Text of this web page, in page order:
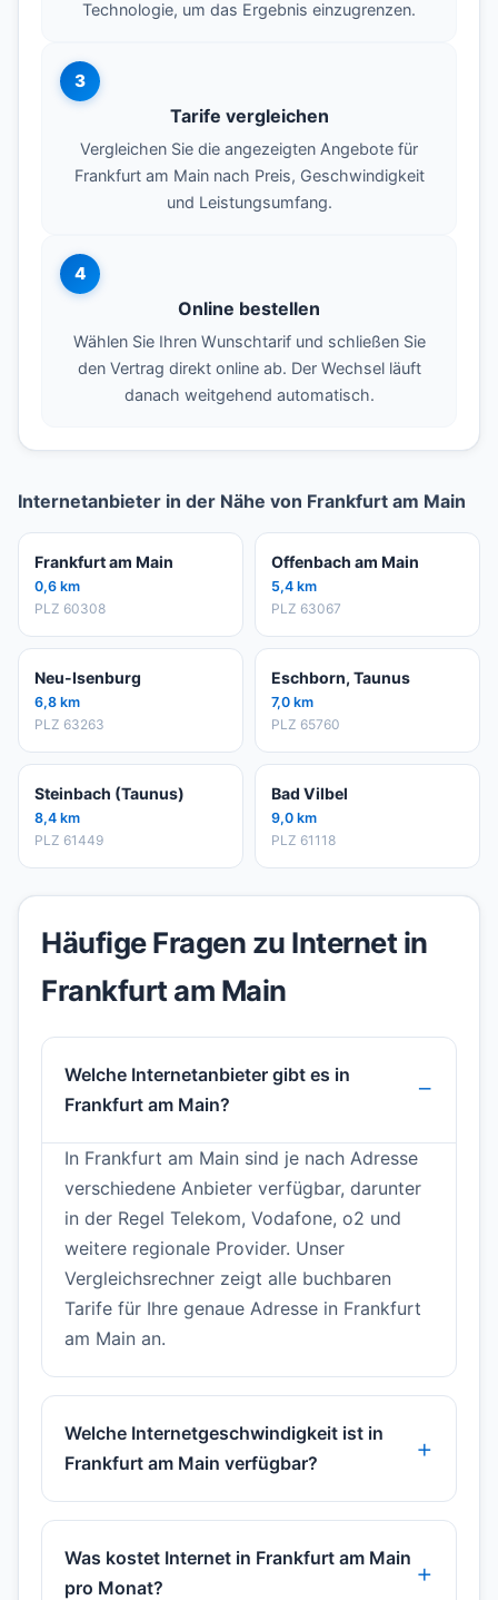
Technologie, um das Ergebnis einzugrenzen.
3
Tarife vergleichen
Vergleichen Sie die angezeigten Angebote für
Frankfurt am Main nach Preis, Geschwindigkeit
und Leistungsumfang.
4
Online bestellen
Wählen Sie Ihren Wunschtarif und schließen Sie
den Vertrag direkt online ab. Der Wechsel läuft
danach weitgehend automatisch.
Internetanbieter in der Nähe von Frankfurt am Main
Frankfurt am Main
0,6 km
PLZ 60308
Offenbach am Main
5,4 km
PLZ 63067
Neu-Isenburg
6,8 km
PLZ 63263
Eschborn, Taunus
7,0 km
PLZ 65760
Steinbach (Taunus)
8,4 km
PLZ 61449
Bad Vilbel
9,0 km
PLZ 61118
Häufige Fragen zu Internet in
Frankfurt am Main
Welche Internetanbieter gibt es in
Frankfurt am Main?
In Frankfurt am Main sind je nach Adresse
verschiedene Anbieter verfügbar, darunter
in der Regel Telekom, Vodafone, o2 und
weitere regionale Provider. Unser
Vergleichsrechner zeigt alle buchbaren
Tarife für Ihre genaue Adresse in Frankfurt
am Main an.
Welche Internetgeschwindigkeit ist in
Frankfurt am Main verfügbar?
Was kostet Internet in Frankfurt am Main
pro Monat?